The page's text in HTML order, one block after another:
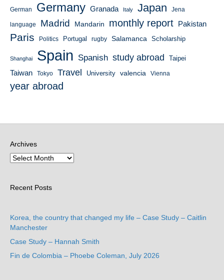
German Germany Granada Italy Japan Jena
language Madrid Mandarin monthly report Pakistan
Paris Politics Portugal rugby Salamanca Scholarship
Shanghai Spain Spanish study abroad Taipei
Taiwan Tokyo Travel University valencia Vienna
year abroad
Archives
Recent Posts
Korea, the country that changed my life – Case Study – Caitlin
Manchester
Case Study – Hannah Smith
Fin de Colombia – Phoebe Coleman, July 2026